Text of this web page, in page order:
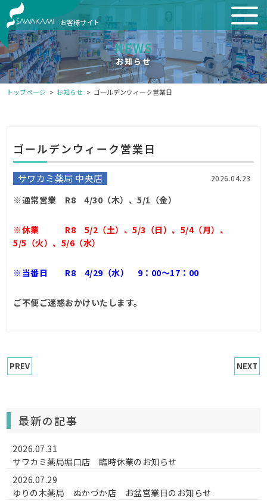
お客様サイト
NEWS
お知らせ
トップページ お知らせ ゴールデンウィーク営業日
ゴールデンウィーク営業日
サワカミ薬局 中央店 2026.04.23
※通常営業 R8 4/30（木）、5/1（金）
※休業 R8 5/2（土）、5/3（日）、5/4（月）、
5/5（火）、5/6（水）
※当番日 R8 4/29（水） 9：00～17：00
ご不便ご迷惑おかけいたします。
PREV NEXT
最新の記事
2026.07.31
サワカミ薬局堀口店 臨時休業のお知らせ
2026.07.29
ゆりの木薬局 ぬかづか店 お盆営業日のお知らせ